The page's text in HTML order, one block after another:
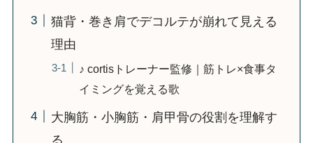
猫背・巻き肩でデコルテが崩れて見える
理由
♪ cortisトレーナー監修｜筋トレ×食事タ
イミングを覚える歌
大胸筋・小胸筋・肩甲骨の役割を理解す